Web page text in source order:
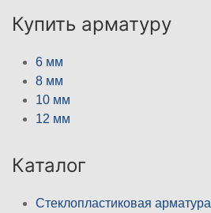
Купить арматуру
6 мм
8 мм
10 мм
12 мм
Каталог
Стеклопластиковая арматура